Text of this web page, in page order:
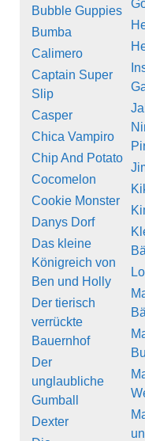
Bubble Guppies
Bumba
Calimero
Captain Super
Slip
Casper
Chica Vampiro
Chip And Potato
Cocomelon
Cookie Monster
Danys Dorf
Das kleine
Königreich von
Ben und Holly
Der tierisch
verrückte
Bauernhof
Der
unglaubliche
Gumball
Dexter